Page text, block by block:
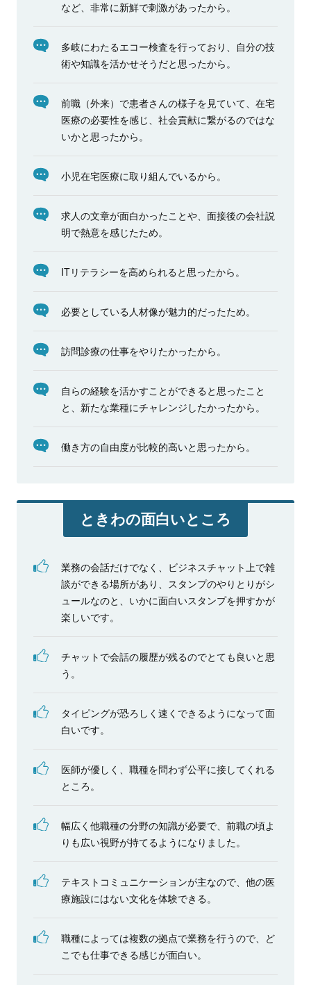
など、非常に新鮮で刺激があったから。
多岐にわたるエコー検査を行っており、自分の技
術や知識を活かせそうだと思ったから。
前職（外来）で患者さんの様子を見ていて、在宅
医療の必要性を感じ、社会貢献に繋がるのではな
いかと思ったから。
小児在宅医療に取り組んでいるから。
求人の文章が面白かったことや、面接後の会社説
明で熱意を感じたため。
ITリテラシーを高められると思ったから。
必要としている人材像が魅力的だったため。
訪問診療の仕事をやりたかったから。
自らの経験を活かすことができると思ったこと
と、新たな業種にチャレンジしたかったから。
働き方の自由度が比較的高いと思ったから。
ときわの面白いところ
業務の会話だけでなく、ビジネスチャット上で雑
談ができる場所があり、スタンプのやりとりがシ
ュールなのと、いかに面白いスタンプを押すかが
楽しいです。
チャットで会話の履歴が残るのでとても良いと思
う。
タイピングが恐ろしく速くできるようになって面
白いです。
医師が優しく、職種を問わず公平に接してくれる
ところ。
幅広く他職種の分野の知識が必要で、前職の頃よ
りも広い視野が持てるようになりました。
テキストコミュニケーションが主なので、他の医
療施設にはない文化を体験できる。
職種によっては複数の拠点で業務を行うので、ど
こでも仕事できる感じが面白い。